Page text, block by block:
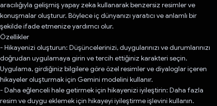
aracılığıyla gelişmiş yapay zeka kullanarak benzersiz resimler ve
konuşmalar oluşturur. Böylece iç dünyanızı yaratıcı ve anlamlı bir
şekilde ifade etmenize yardımcı olur.
Özellikler
- Hikayenizi oluşturun: Düşüncelerinizi, duygularınızı ve durumlarınızı
doğrudan uygulamaya girin ve tercih ettiğiniz karakteri seçin.
Uygulama, girdiğiniz bilgilere göre özel resimler ve diyaloglar içeren
hikayeler oluşturmak için Gemini modelini kullanır.
- Daha eğlenceli hale getirmek için hikayenizi iyileştirin: Daha fazla
resim ve duygu eklemek için hikayeyi iyileştirme işlevini kullanın.